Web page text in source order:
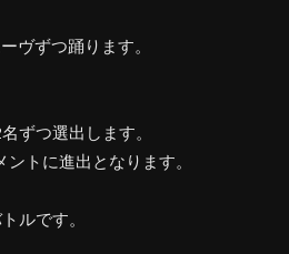
ヴずつ踊ります。
ずつ選出します。
トに進出となります。
ルです。